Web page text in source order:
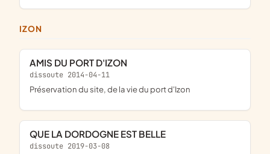
IZON
AMIS DU PORT D'IZON
dissoute 2014-04-11
Préservation du site, de la vie du port d'Izon
QUE LA DORDOGNE EST BELLE
dissoute 2019-03-08